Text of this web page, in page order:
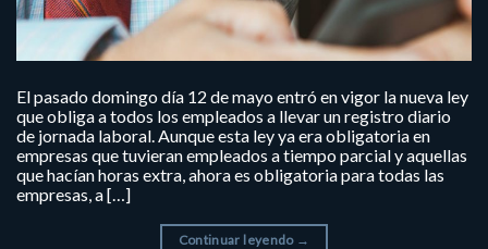
El pasado domingo día 12 de mayo entró en vigor la nueva ley
que obliga a todos los empleados a llevar un registro diario
de jornada laboral. Aunque esta ley ya era obligatoria en
empresas que tuvieran empleados a tiempo parcial y aquellas
que hacían horas extra, ahora es obligatoria para todas las
empresas, a […]
Continuar leyendo →